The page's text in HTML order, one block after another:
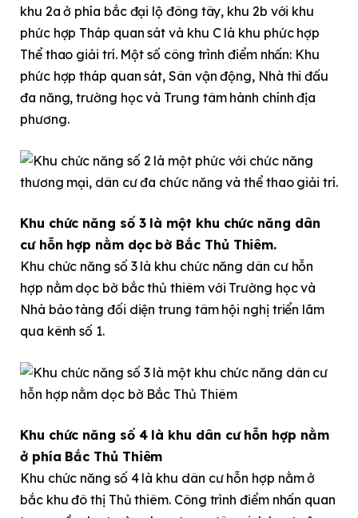
khu 2a ở phía bắc đại lộ đông tây, khu 2b với khu
phức hợp Tháp quan sát và khu C là khu phức hợp
Thể thao giải trí. Một số công trình điểm nhấn: Khu
phức hợp tháp quan sát, Sân vận động, Nhà thi đấu
đa năng, trường học và Trung tâm hành chính địa
phương.
Khu chức năng số 3 là một khu chức năng dân
cư hỗn hợp nằm dọc bờ Bắc Thủ Thiêm.
Khu chức năng số 3 là khu chức năng dân cư hỗn
hợp nằm dọc bờ bắc thủ thiêm với Trường học và
Nhà bảo tàng đối diện trung tâm hội nghị triển lãm
qua kênh số 1.
Khu chức năng số 4 là khu dân cư hỗn hợp nằm
ở phía Bắc Thủ Thiêm
Khu chức năng số 4 là khu dân cư hỗn hợp nằm ở
bắc khu đô thị Thủ thiêm. Công trình điểm nhấn quan